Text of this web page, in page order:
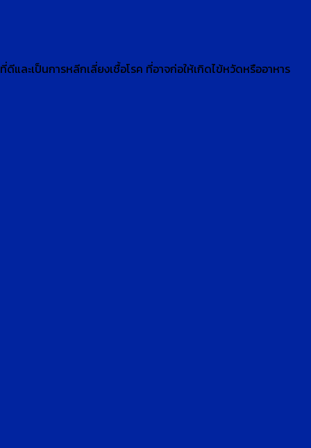
ละเป็นการหลีกเลี่ยงเชื้อโรค ที่อาจก่อให้เกิดไข้หวัดหรืออาหาร